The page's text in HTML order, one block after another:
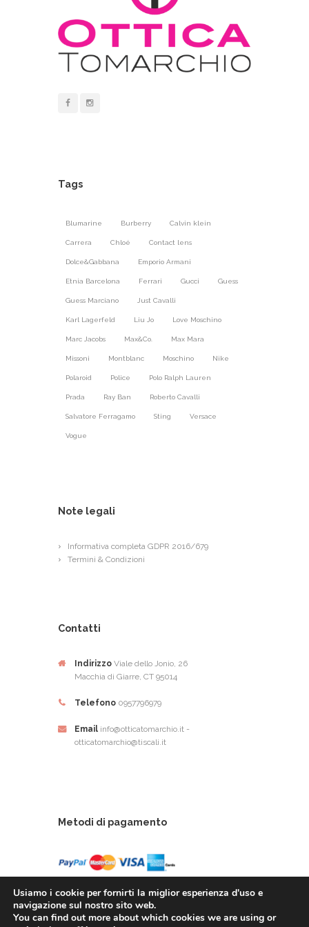
Tags
Blumarine Burberry Calvin klein
Carrera Chloé Contact lens
Dolce&Gabbana Emporio Armani
Etnia Barcelona Ferrari Gucci Guess
Guess Marciano Just Cavalli
Karl Lagerfeld Liu Jo Love Moschino
Marc Jacobs Max&Co. Max Mara
Missoni Montblanc Moschino Nike
Polaroid Police Polo Ralph Lauren
Prada Ray Ban Roberto Cavalli
Salvatore Ferragamo Sting Versace
Vogue
Note legali
Informativa completa GDPR 2016/679
Termini & Condizioni
Contatti
Indirizzo Viale dello Jonio, 26
Macchia di Giarre, CT 95014
Telefono 0957796979
Email info@otticatomarchio.it -
otticatomarchio@tiscali.it
Metodi di pagamento
Usiamo i cookie per fornirti la miglior esperienza d'uso e
navigazione sul nostro sito web.
You can find out more about which cookies we are using or